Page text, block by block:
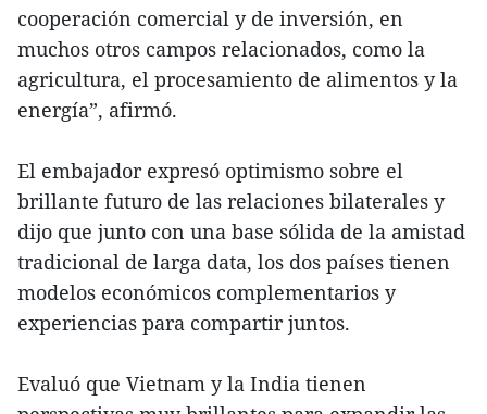
cooperación comercial y de inversión, en
muchos otros campos relacionados, como la
agricultura, el procesamiento de alimentos y la
energía”, afirmó.
El embajador expresó optimismo sobre el
brillante futuro de las relaciones bilaterales y
dijo que junto con una base sólida de la amistad
tradicional de larga data, los dos países tienen
modelos económicos complementarios y
experiencias para compartir juntos.
Evaluó que Vietnam y la India tienen